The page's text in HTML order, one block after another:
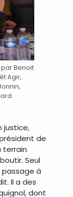
Benoit
Agir,
justice,
de
terrain
Seul
passage à
Il a des
dont